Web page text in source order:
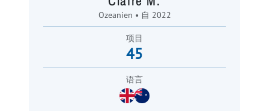
Ozeanien • 自 2022
项目
45
语言